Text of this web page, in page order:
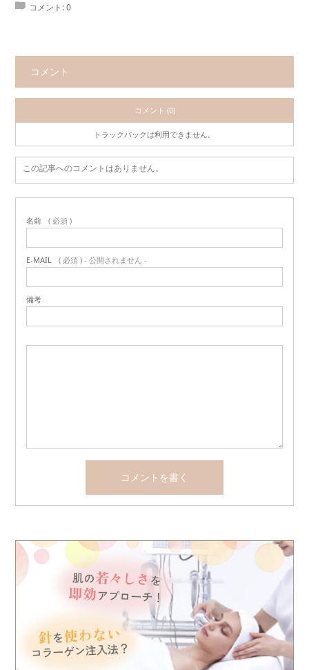
コメント:0
コメント
コメント (0)
トラックバックは利用できません。
この記事へのコメントはありません。
名前 ( 必須 )
E-MAIL ( 必須 ) - 公開されません -
備考